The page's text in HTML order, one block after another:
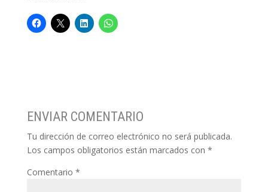
ENVIAR COMENTARIO
Tu dirección de correo electrónico no será publicada.
Los campos obligatorios están marcados con *
Comentario *